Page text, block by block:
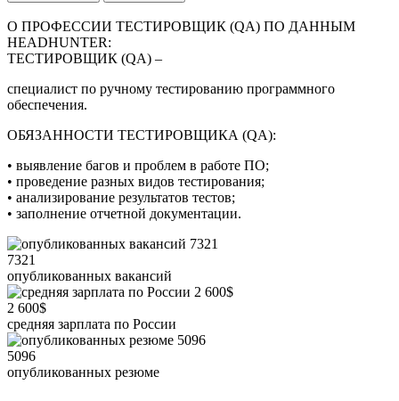
О ПРОФЕССИИ ТЕСТИРОВЩИК (QA) ПО ДАННЫМ
HEADHUNTER:
ТЕСТИРОВЩИК (QA) –
специалист по ручному тестированию программного
обеспечения.
ОБЯЗАННОСТИ ТЕСТИРОВЩИКА (QA):
• выявление багов и проблем в работе ПО;
• проведение разных видов тестирования;
• анализирование результатов тестов;
• заполнение отчетной документации.
7321
опубликованных вакансий
2 600$
средняя зарплата по России
5096
опубликованных резюме